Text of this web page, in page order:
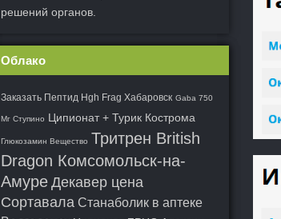
решений органов.
Облако
Заказать Пептид Hgh Frag Хабаровск Gaba 750
Мг Ступино Ципионат + Турик Кострома
Глюкозамин Вещество Тритрен British
Dragon Комсомольск-на-
Амуре Декавер цена
Сортавала Станаболик в аптеке